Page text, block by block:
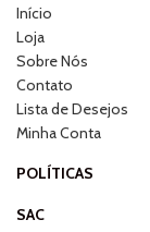
Início
Loja
Sobre Nós
Contato
Lista de Desejos
Minha Conta
POLÍTICAS
SAC